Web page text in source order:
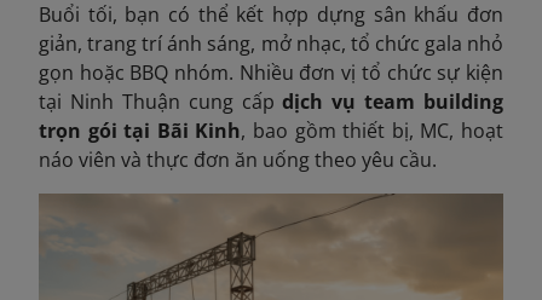
Buổi tối, bạn có thể kết hợp dựng sân khấu đơn
giản, trang trí ánh sáng, mở nhạc, tổ chức gala nhỏ
gọn hoặc BBQ nhóm. Nhiều đơn vị tổ chức sự kiện
tại Ninh Thuận cung cấpdịch vụ team building
trọn gói tại Bãi Kinh, bao gồm thiết bị, MC, hoạt
náo viên và thực đơn ăn uống theo yêu cầu.